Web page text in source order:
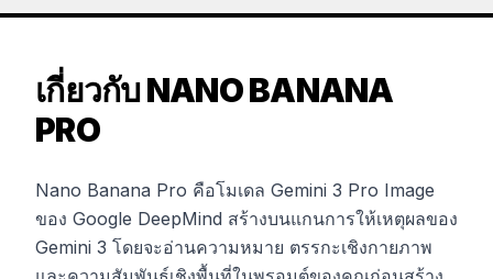
เกี่ยวกับ NANO BANANA
PRO
Nano Banana Pro คือโมเดล Gemini 3 Pro Image
ของ Google DeepMind สร้างบนแกนการให้เหตุผลของ
Gemini 3 โดยจะอ่านความหมาย ตรรกะเชิงกายภาพ